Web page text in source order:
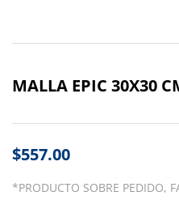
MALLA EPIC 30X30
$557.00
*PRODUCTO SOBRE PEDIDO,